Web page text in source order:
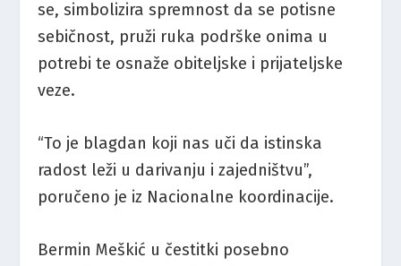
se, simbolizira spremnost da se potisne
sebičnost, pruži ruka podrške onima u
potrebi te osnaže obiteljske i prijateljske
veze.
“To je blagdan koji nas uči da istinska
radost leži u darivanju i zajedništvu”,
poručeno je iz Nacionalne koordinacije.
Bermin Meškić u čestitki posebno